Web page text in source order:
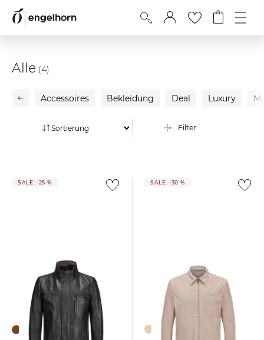
Alle (4)
Accessoires Bekleidung Deal Luxury
Filter
SALE: -25 % SALE: -30 %